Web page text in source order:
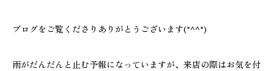
ブログをご覧くださりありがとうございます(*^^*)
雨がだんだんと止む予報になっていますが、来店の際はお気を付